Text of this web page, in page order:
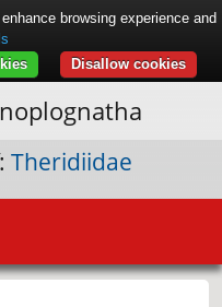
Theridiidae
|© Seznam.cz a.s. a další
browsing experience and
Disallow cookies